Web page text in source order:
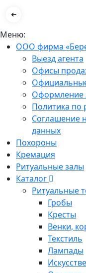
Меню:
ООО фирма
Выезд агента
Офисы
Оформление
Политика по
Соглашение
данных
Похороны
Кремация
Ритуальные залы
Каталог
Ритуальные
Гробы
Кресты
Венки,
Текстиль
Лампады